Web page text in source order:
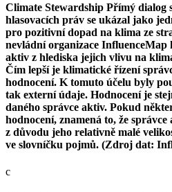
Climate Stewardship Přímý dialog
hlasovacích práv se ukázal jako
pro pozitivní dopad na klima ze
nevládní organizace InfluenceMap
aktiv z hlediska jejich vlivu na
Čím lepší je klimatické řízení
hodnocení. K tomuto účelu byly
tak externí údaje. Hodnocení je
daného správce aktiv. Pokud
hodnocení, znamená to, že
z důvodu jeho relativně malé
ve slovníčku pojmů. (Zdroj dat:
c